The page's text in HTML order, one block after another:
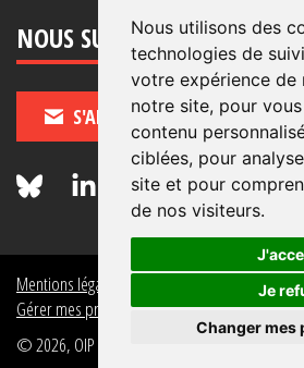
Nous utilisons des
technologies de
votre expérience de
notre site, pour
contenu
ciblées, pour
site et pour
de nos visiteurs.
Je
Changer mes
NOUS SUIVRE
S'ABONNER
Mentions légales
Politique de
Gérer mes préférences de données
© 2026, OIP Section FR